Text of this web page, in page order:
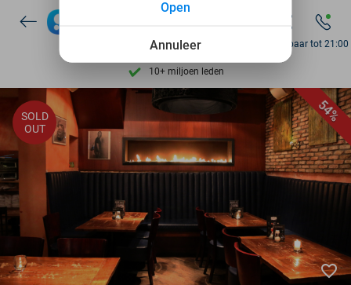
7 dagen per week beschikbaar
10+ miljoen leden
9,4 op basis van
Ontdek 15.000+ deals
7 dagen per week beschikbaar
10+ miljoen leden
Bereikbaar tot 21:00
54%
SOLD
OUT
favorite_border
Annuleer
Open